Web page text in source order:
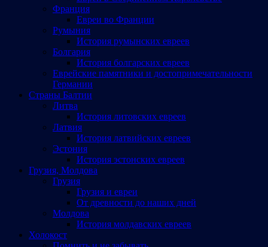
Франция
Евреи во Франции
Румыния
История румынских евреев
Болгария
История болгарских евреев
Еврейские памятники и достопримечательности
Германии
Страны Балтии
Литва
История литовских евреев
Латвия
История латвийских евреев
Эстония
История эстонских евреев
Грузия, Молдова
Грузия
Грузия и евреи
От древности до наших дней
Молдова
История молдавских евреев
Холокост